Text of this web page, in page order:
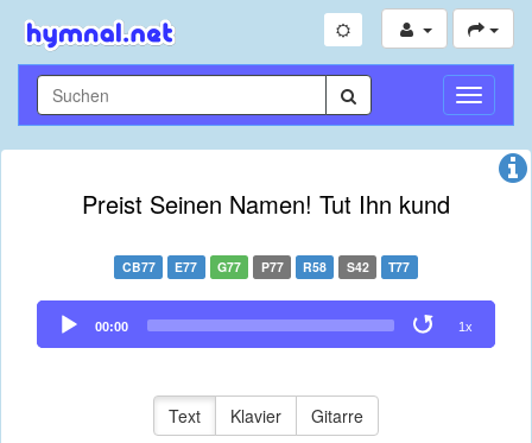
Preist Seinen Namen! Tut Ihn kund
CB77 E77 G77 P77 R58 S42 T77
Audio
Player
00:00 1x
Text Klavier Gitarre